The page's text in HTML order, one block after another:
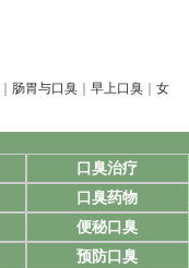
肠胃与口臭 早上口臭
女
口臭治疗
口臭药物
便秘口臭
预防口臭